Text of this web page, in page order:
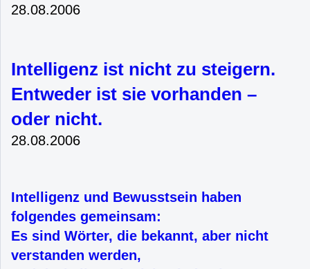
28.08.2006
Intelligenz ist nicht zu steigern.
Entweder ist sie vorhanden –
oder nicht.
28.08.2006
Intelligenz und Bewusstsein haben
folgendes gemeinsam:
Es sind Wörter, die bekannt, aber nicht
verstanden werden,